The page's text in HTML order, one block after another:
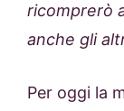
ricomprerò
anche gli
Per oggi la